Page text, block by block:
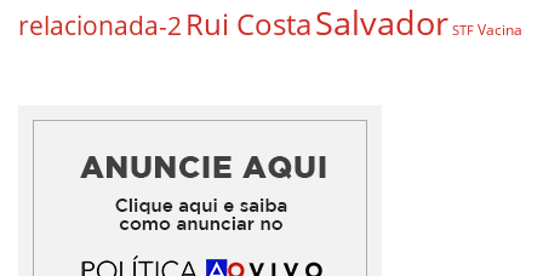
relacionada-2 Rui CostaSalvador STF Vacina